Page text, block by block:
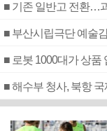
■ 기존 일반고 전환…
■ 부산시립극단 예술
■ 로봇 1000대가 상
■ 해수부 청사, 북항